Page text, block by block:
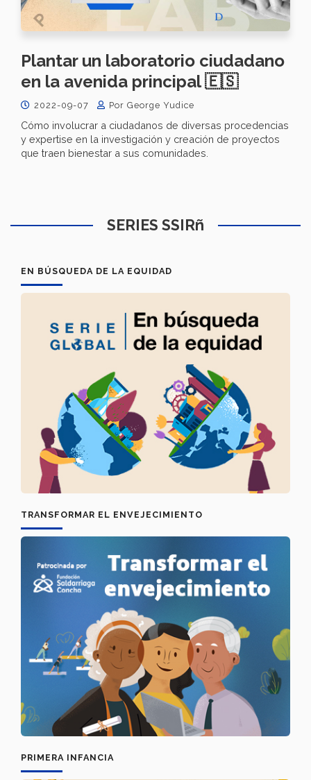
Plantar un laboratorio ciudadano
en la avenida principal 🇪🇸
2022-09-07 Por George Yudice
Cómo involucrar a ciudadanos de diversas procedencias
y expertise en la investigación y creación de proyectos
que traen bienestar a sus comunidades.
SERIES SSIRñ
EN BÚSQUEDA DE LA EQUIDAD
TRANSFORMAR EL ENVEJECIMIENTO
PRIMERA INFANCIA